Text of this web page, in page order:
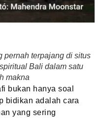
pernah terpajang di situs
Bali dalam satu
makna
bukan hanya soal
bidikan adalah cara
yang sering